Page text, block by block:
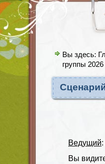
Вы здесь:
группы 2026
Ведущий
Вы